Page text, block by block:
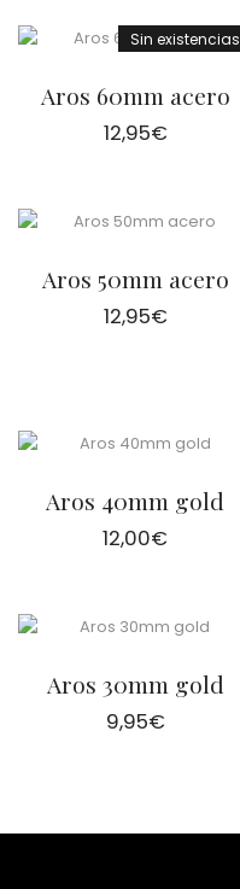
Sin existencias
Aros 60mm acero
12,95€
Aros 50mm acero
12,95€
Aros 40mm gold
12,00€
Aros 30mm gold
9,95€